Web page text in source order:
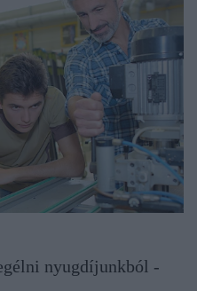
nyugdíjunkból -